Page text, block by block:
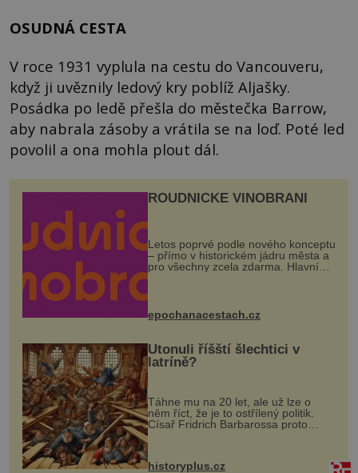
OSUDNÁ CESTA
V roce 1931 vyplula na cestu do Vancouveru,
když ji uvěznily ledový kry poblíž Aljašky.
Posádka po ledě přešla do městečka Barrow,
aby nabrala zásoby a vrátila se na loď. Poté led
povolil a ona mohla plout dál.
ROUDNICKÉ VINOBRANÍ
Letos poprvé podle nového konceptu
– přímo v historickém jádru města a
pro všechny zcela zdarma. Hlavní
program se odehraje na Karlově a
mohou těšit na víno, burčák, pes...
epochanacestach.cz
Utonuli říšští šlechtici v
latríně?
Táhne mu na 20 let, ale už lze o
něm říct, že je to ostřílený politik.
Císař Fridrich Barbarossa proto
posílá svého syna a dědice Jindřicha
VI. do Erfurtu, aby se stal
prostředníkem při řešení sporu m...
historyplus.cz